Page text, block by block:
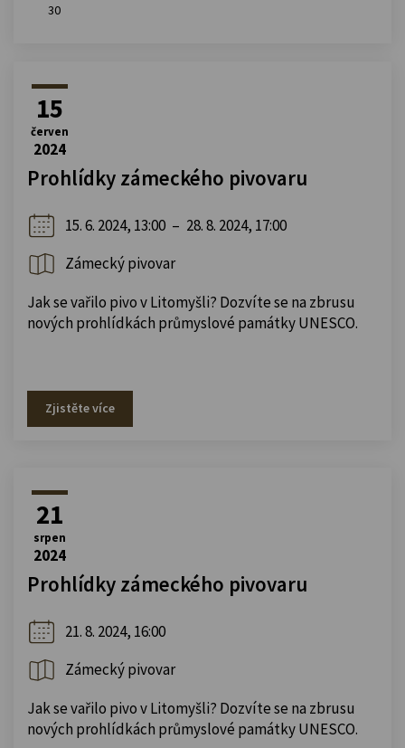
30
15
červen
2024
Prohlídky zámeckého pivovaru
15. 6. 2024, 13:00 – 28. 8. 2024, 17:00
Zámecký pivovar
Jak se vařilo pivo v Litomyšli? Dozvíte se na zbrusu
nových prohlídkách průmyslové památky UNESCO.
Zjistěte více
21
srpen
2024
Prohlídky zámeckého pivovaru
21. 8. 2024, 16:00
Zámecký pivovar
Jak se vařilo pivo v Litomyšli? Dozvíte se na zbrusu
nových prohlídkách průmyslové památky UNESCO.